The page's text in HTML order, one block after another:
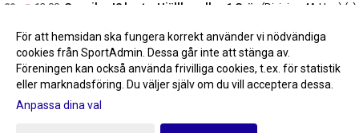
29
13:00 Gunnilse IS borta, Hjällbovallen 1 Gräs (Division 4A Herr) (..)
18:45Träning, Kareby Hed
Gå till Webbversion
För att hemsidan ska fungera korrekt använder vi nödvändiga
cookies från SportAdmin. Dessa går inte att stänga av.
Föreningen kan också använda frivilliga cookies, t.ex. för statistik
eller marknadsföring. Du väljer själv om du vill acceptera dessa.
Anpassa dina val